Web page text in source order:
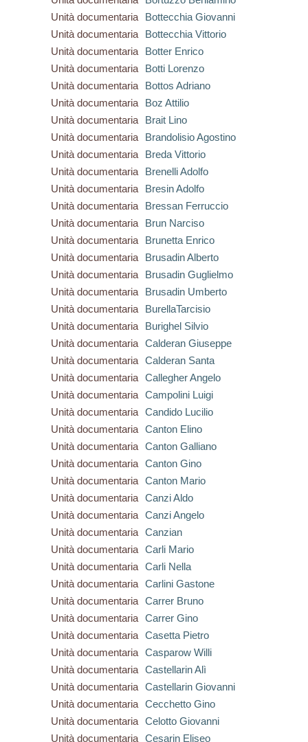
Unità documentaria
Bottecchia Giovanni
Unità documentaria
Bottecchia Vittorio
Unità documentaria
Botter Enrico
Unità documentaria
Botti Lorenzo
Unità documentaria
Bottos Adriano
Unità documentaria
Boz Attilio
Unità documentaria
Brait Lino
Unità documentaria
Brandolisio Agostino
Unità documentaria
Breda Vittorio
Unità documentaria
Brenelli Adolfo
Unità documentaria
Bresin Adolfo
Unità documentaria
Bressan Ferruccio
Unità documentaria
Brun Narciso
Unità documentaria
Brunetta Enrico
Unità documentaria
Brusadin Alberto
Unità documentaria
Brusadin Guglielmo
Unità documentaria
Brusadin Umberto
Unità documentaria
BurellaTarcisio
Unità documentaria
Burighel Silvio
Unità documentaria
Calderan Giuseppe
Unità documentaria
Calderan Santa
Unità documentaria
Callegher Angelo
Unità documentaria
Campolini Luigi
Unità documentaria
Candido Lucilio
Unità documentaria
Canton Elino
Unità documentaria
Canton Galliano
Unità documentaria
Canton Gino
Unità documentaria
Canton Mario
Unità documentaria
Canzi Aldo
Unità documentaria
Canzi Angelo
Unità documentaria
Canzian
Unità documentaria
Carli Mario
Unità documentaria
Carli Nella
Unità documentaria
Carlini Gastone
Unità documentaria
Carrer Bruno
Unità documentaria
Carrer Gino
Unità documentaria
Casetta Pietro
Unità documentaria
Casparow Willi
Unità documentaria
Castellarin Alì
Unità documentaria
Castellarin Giovanni
Unità documentaria
Cecchetto Gino
Unità documentaria
Celotto Giovanni
Unità documentaria
Cesarin Eliseo